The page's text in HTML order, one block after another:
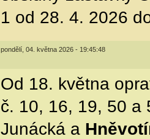
1 od 28. 4. 2026
pondělí, 04. května 2026 - 19:45:48
Od 18. května
č. 10, 16, 19, 50 a
Junácká a